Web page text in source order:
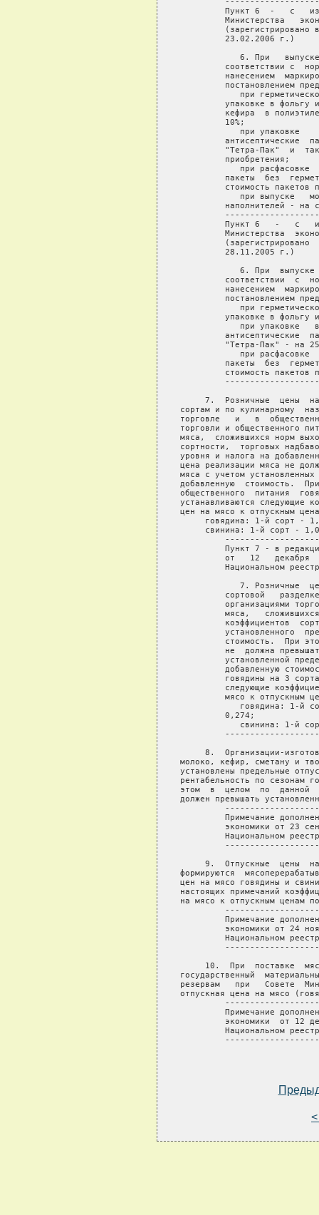
соответствии с
нанесением
постановлением
при
упаковке в фольгу
кефира  в
         10%;
при упаковке
антисептические
"Тетра-Пак"  и
         приобретения;
при расфасовке
пакеты  без
стоимость пакетов
при выпуске
наполнителей - на
Пункт 6   -   с
Министерства
(зарегистрировано
         28.11.2005 г.)
6. При
соответствии  с
нанесением
постановлением
при
упаковке в фольгу
при упаковке
антисептические
"Тетра-Пак" - на
при расфасовке
пакеты  без
стоимость пакетов
7.  Розничные  цены
сортам и по кулинарному
торговле   и   в
торговли и общественного
мяса,  сложившихся норм
сортности,  торговых
уровня и налога на
цена реализации мяса не
мяса с учетом
добавленную  стоимость.
общественного  питания
устанавливаются следующие
цен на мясо к отпускным
говядина: 1-й сорт -
свинина: 1-й сорт -
Пункт 7 - в
от   12   декабря
Национальном
7. Розничные
сортовой
организациями
мяса,
коэффициентов
установленного
стоимость.  При
не  должна
установленной
добавленную
говядины на 3
следующие
мясо к отпускным
говядина: 1-й
         0,274;
свинина: 1-й
8.  Организации-
молоко, кефир, сметану и
установлены предельные
рентабельность по сезонам
этом  в  целом  по  данной
должен превышать
Примечание
экономики от 23
Национальном
9.  Отпускные  цены
формируются
цен на мясо говядины и
настоящих примечаний
на мясо к отпускным ценам
Примечание
экономики от 24
Национальном
10.  При  поставке
государственный
резервам   при   Совете
отпускная цена на мясо
Примечание
экономики  от 12
Национальном